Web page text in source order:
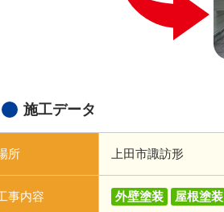
施工データ
所 上田市諏訪形
事内容 外壁塗装 屋根塗装